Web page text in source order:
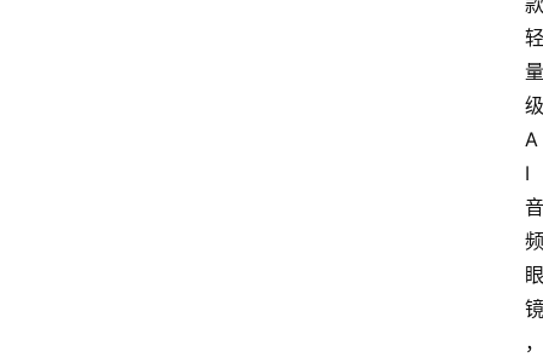
轻
量
级
A
I
音
频
眼
镜
，